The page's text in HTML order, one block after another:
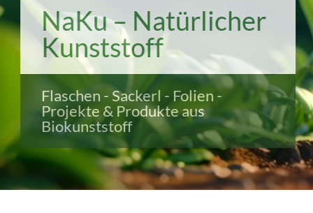
NaKu – Natürlicher
Kunststoff
Flaschen - Sackerl - Folien -
Projekte & Produkte aus
Biokunststoff